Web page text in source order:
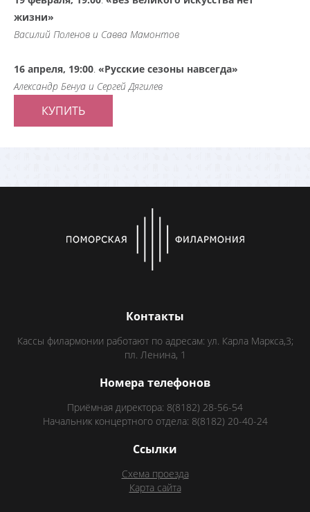
жизни»
Василий Поленов и Савва Мамонтов
16 апреля, 19:00. «Русские сезоны навсегда»
Александр Бенуа и Сергей Дягилев
КУПИТЬ
Контакты
Кассы филармонии работают по адресам: ул. Карла Маркса,3;
пл. Ленина, 1
Номера телефонов
Приёмная директора: 8(8182) 28-56-54
Начальник концертного отдела: 8(8182) 20-40-24
Ссылки
Схема проезда
Карта сайта